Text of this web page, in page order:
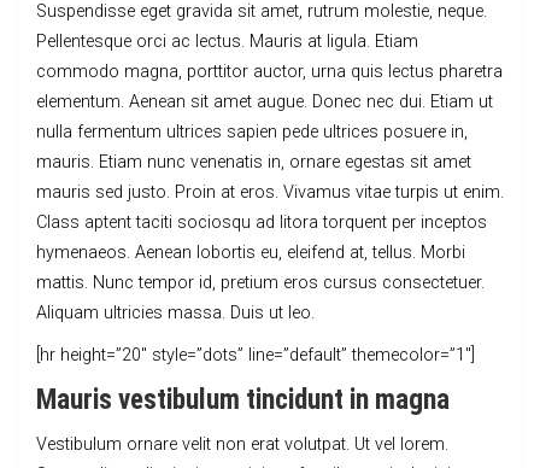
Suspendisse eget gravida sit amet, rutrum molestie, neque.
Pellentesque orci ac lectus. Mauris at ligula. Etiam
commodo magna, porttitor auctor, urna quis lectus pharetra
elementum. Aenean sit amet augue. Donec nec dui. Etiam ut
nulla fermentum ultrices sapien pede ultrices posuere in,
mauris. Etiam nunc venenatis in, ornare egestas sit amet
mauris sed justo. Proin at eros. Vivamus vitae turpis ut enim.
Class aptent taciti sociosqu ad litora torquent per inceptos
hymenaeos. Aenean lobortis eu, eleifend at, tellus. Morbi
mattis. Nunc tempor id, pretium eros cursus consectetuer.
Aliquam ultricies massa. Duis ut leo.
[hr height=”20″ style=”dots” line=”default” themecolor=”1″]
Mauris vestibulum tincidunt in magna
Vestibulum ornare velit non erat volutpat. Ut vel lorem.